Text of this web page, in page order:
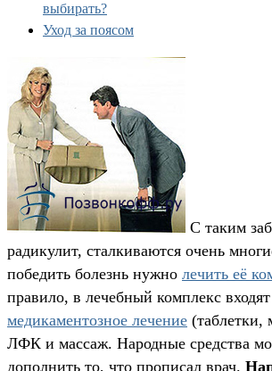
выбирать?
Уход за поясом
С таким
радикулит, сталкиваются очень
победить болезнь нужно лечить её
правило, в лечебный комплекс входят
медикаментозное лечение (таблетки,
ЛФК и массаж. Народные средства
дополнить то, что прописал врач.